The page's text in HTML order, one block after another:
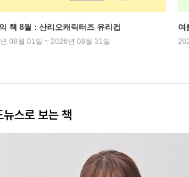
책 8월 : 산리오캐릭터즈 유리컵
08월 01일 ~ 2026년 08월 31일
여
뉴스로 보는 책